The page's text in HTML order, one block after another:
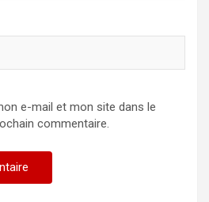
e-mail et mon site dans le
commentaire.